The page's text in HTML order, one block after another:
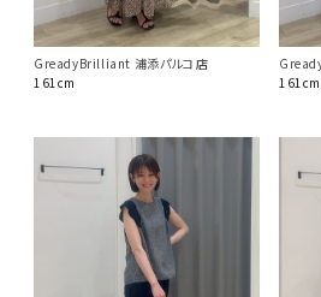
GreadyBrilliant 浦添パルコ店
161cm
161cm